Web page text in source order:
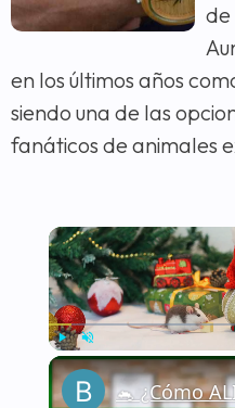
de
en los últimos años
siendo una de las
fanáticos de animales
Play Unmute